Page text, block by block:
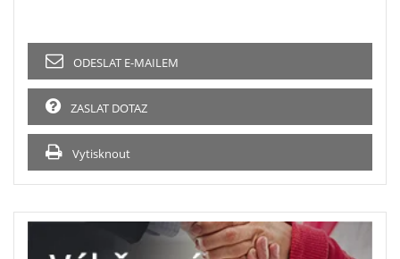
ODESLAT E-MAILEM
ZASLAT DOTAZ
Vytisknout